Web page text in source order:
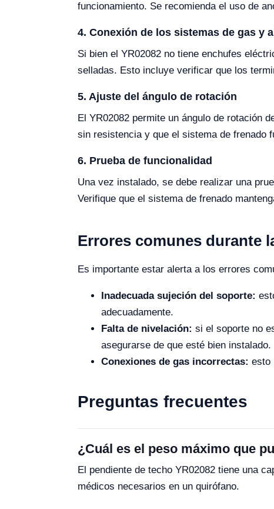
funcionamiento. Se recomienda el uso de
4. Conexión de los sistemas de gas y
Si bien el YR02082 no tiene enchufes
selladas. Esto incluye verificar que los
5. Ajuste del ángulo de rotación
El YR02082 permite un ángulo de rotación
sin resistencia y que el sistema de frenado
6. Prueba de funcionalidad
Una vez instalado, se debe realizar una
Verifique que el sistema de frenado
Errores comunes durante
Es importante estar alerta a los errores
Inadecuada sujeción del soporte:
adecuadamente.
Falta de nivelación: si el soporte no
asegurarse de que esté bien instalado.
Conexiones de gas incorrectas: esto
Preguntas frecuentes
¿Cuál es el peso máximo que
El pendiente de techo YR02082 tiene una
médicos necesarios en un quirófano.